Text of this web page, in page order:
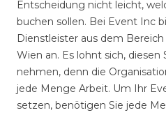
Entscheidung nicht leicht,
buchen sollen. Bei Event Inc
Dienstleister aus dem
Wien an. Es lohnt sich, diesen
nehmen, denn die
jede Menge Arbeit. Um Ihr
setzen, benötigen Sie jede